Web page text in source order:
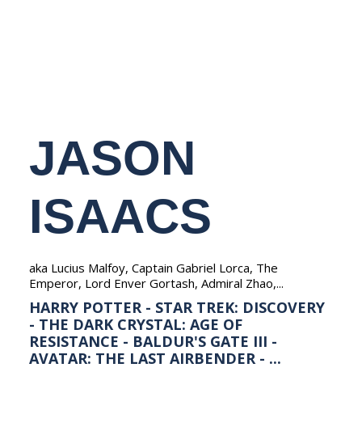
JASON
ISAACS
aka Lucius Malfoy, Captain Gabriel Lorca, The
Emperor, Lord Enver Gortash, Admiral Zhao,...
HARRY POTTER - STAR TREK: DISCOVERY
- THE DARK CRYSTAL: AGE OF
RESISTANCE - BALDUR'S GATE III -
AVATAR: THE LAST AIRBENDER - ...